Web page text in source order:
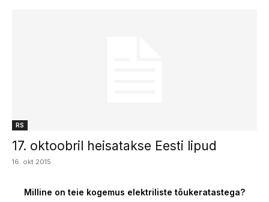
RS
17. oktoobril heisatakse Eesti lipud
16. okt 2015
Milline on teie kogemus elektriliste tõukeratastega?